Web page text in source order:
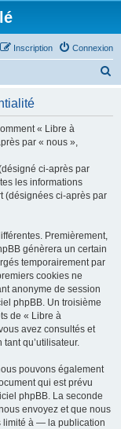
Connexion
Inscription
« Libre à
par « nous »,
ci-après par
les informations
(désignées ci-après par
Premièrement,
génèrera un certain
temporairement par
cookies ne
anonyme de session
phpBB. Un troisième
de « Libre à
avez consultés et
qu’utilisateur.
pouvons également
qui est prévu
phpBB. La seconde
envoyez et que nous
limité à — la publication